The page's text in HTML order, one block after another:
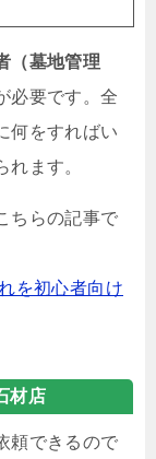
（墓地管理
必要です。全
何をすればい
ます。
ちらの記事で
を初心者向け
材店
頼できるので